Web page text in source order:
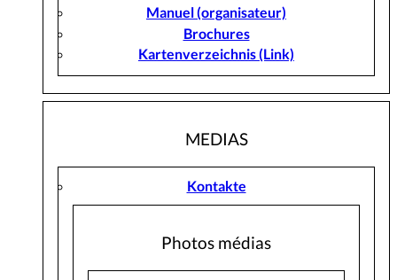
Manuel (organisateur)
Brochures
Kartenverzeichnis (Link)
MEDIAS
Kontakte
Photos médias